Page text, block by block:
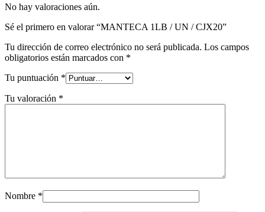
No hay valoraciones aún.
Sé el primero en valorar “MANTECA 1LB / UN / CJX20”
Tu dirección de correo electrónico no será publicada. Los campos
obligatorios están marcados con *
Tu puntuación *
Tu valoración *
Nombre *